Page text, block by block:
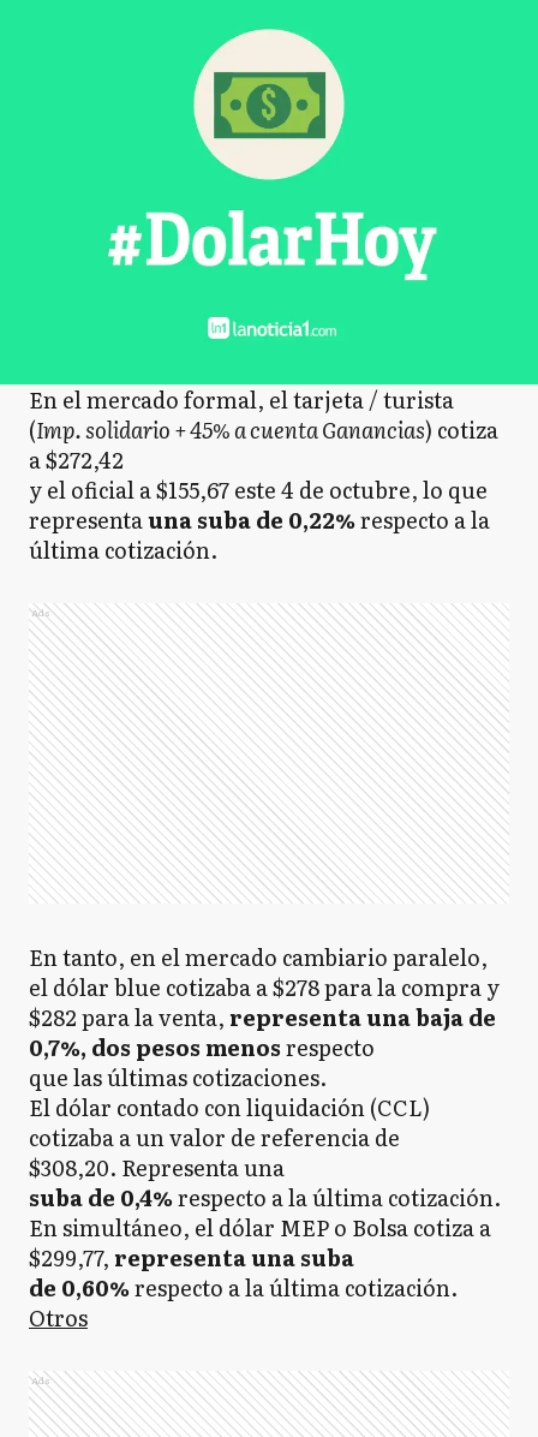
En el mercado formal, el tarjeta / turista
(Imp. solidario + 45% a cuenta Ganancias) cotiza
a $272,42
y el oficial a $155,67 este 4 de octubre, lo que
representauna suba de 0,22%respecto a la
última cotización.
Ads
En tanto, en el mercado cambiario paralelo,
el dólar blue cotizaba a $278 para la compra y
$282 para la venta, representa una baja de
0,7%, dos pesos menosrespecto
que las últimas cotizaciones.
El dólar contado con liquidación (CCL)
cotizaba a un valor de referencia de
$308,20. Representa una
suba de 0,4%respecto ala última cotización.
En simultáneo, el dólar MEP o Bolsa cotiza a
$299,77, representa una suba
de 0,60%respecto a la última cotización.
Otros
Ads